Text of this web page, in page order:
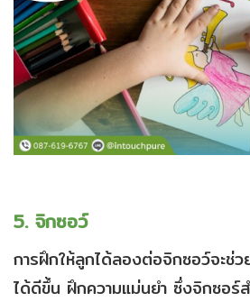
5. จิกซอว์
การฝึกให้ลูกได้ลองต่อจิกซอว์จะช่ว
ได้ดีขึ้น ฝึกความแม่นยำ ซึ่งจิกซอร์